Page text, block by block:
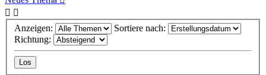
Anzeigen:
Sortiere nach:
Richtung: